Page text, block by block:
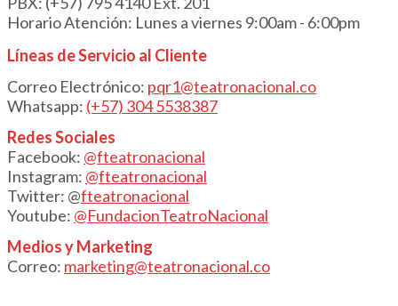
Horario Atención: Lunes a viernes 9:00am - 6:00pm
Líneas de Servicio al Cliente
Correo Electrónico: pqr1@teatronacional.co
Whatsapp: (+57) 304 5538387
Redes Sociales
Facebook: @fteatronacional
Instagram: @fteatronacional
Twitter: @fteatronacional
Youtube: @FundacionTeatroNacional
Medios y Marketing
Correo: marketing@teatronacional.co